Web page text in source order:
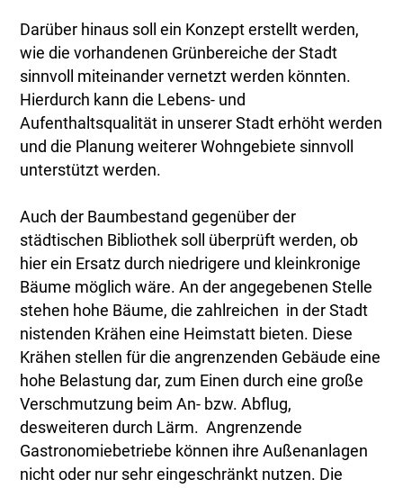
Darüber hinaus soll ein Konzept erstellt werden,
wie die vorhandenen Grünbereiche der Stadt
sinnvoll miteinander vernetzt werden könnten.
Hierdurch kann die Lebens- und
Aufenthaltsqualität in unserer Stadt erhöht werden
und die Planung weiterer Wohngebiete sinnvoll
unterstützt werden.
Auch der Baumbestand gegenüber der
städtischen Bibliothek soll überprüft werden, ob
hier ein Ersatz durch niedrigere und kleinkronige
Bäume möglich wäre. An der angegebenen Stelle
stehen hohe Bäume, die zahlreichen in der Stadt
nistenden Krähen eine Heimstatt bieten. Diese
Krähen stellen für die angrenzenden Gebäude eine
hohe Belastung dar, zum Einen durch eine große
Verschmutzung beim An- bzw. Abflug,
desweiteren durch Lärm. Angrenzende
Gastronomiebetriebe können ihre Außenanlagen
nicht oder nur sehr eingeschränkt nutzen. Die